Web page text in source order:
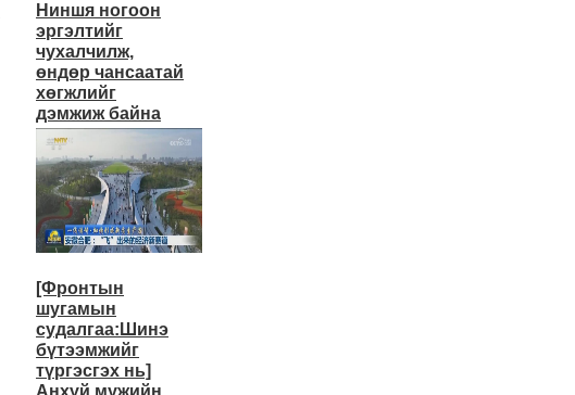
Ниншя ногоон
эргэлтийг
чухалчилж,
өндөр чансаатай
хөгжлийг
дэмжиж байна
[Фронтын
шугамын
судалгаа:Шинэ
бүтээмжийг
түргэсгэх нь]